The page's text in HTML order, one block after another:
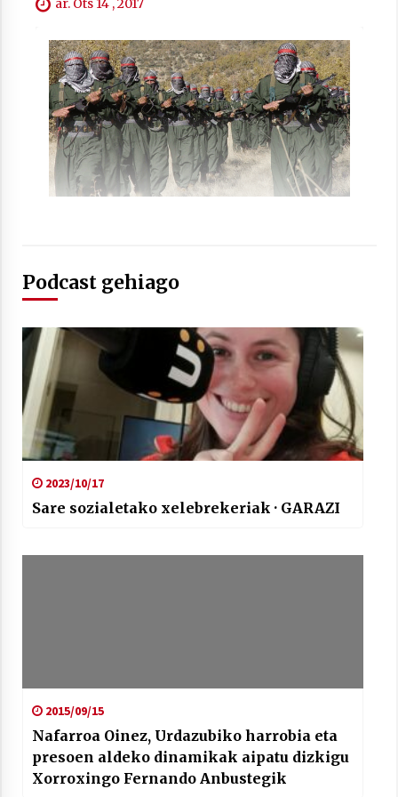
Arrosaren laburpen bideoa Hamaika
Telebistaren eskutik
2021/06/30
ar. Ots 14 , 2017
Podcast gehiago
2023/10/17
Sare sozialetako xelebrekeriak · GARAZI
2015/09/15
Nafarroa Oinez, Urdazubiko harrobia eta
presoen aldeko dinamikak aipatu dizkigu
Xorroxingo Fernando Anbustegik